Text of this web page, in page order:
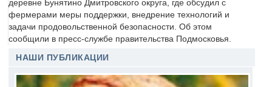
деревне Бунятино Дмитровского округа, где обсудил с
фермерами меры поддержки, внедрение технологий и
задачи продовольственной безопасности. Об этом
сообщили в пресс-службе правительства Подмосковья.
НАШИ ПУБЛИКАЦИИ